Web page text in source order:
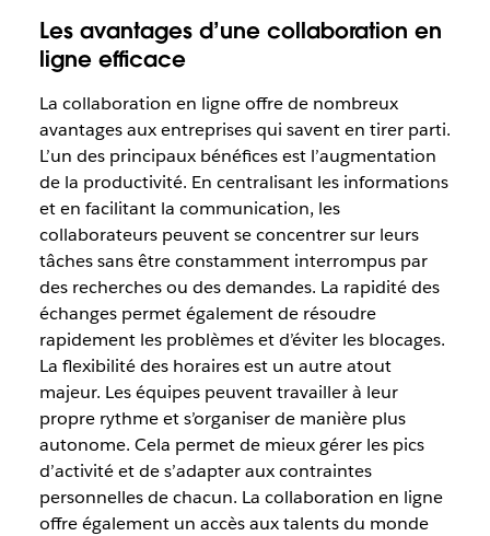
Les avantages d’une collaboration en
ligne efficace
La collaboration en ligne offre de nombreux
avantages aux entreprises qui savent en tirer parti.
L’un des principaux bénéfices est l’augmentation
de la productivité. En centralisant les informations
et en facilitant la communication, les
collaborateurs peuvent se concentrer sur leurs
tâches sans être constamment interrompus par
des recherches ou des demandes. La rapidité des
échanges permet également de résoudre
rapidement les problèmes et d’éviter les blocages.
La flexibilité des horaires est un autre atout
majeur. Les équipes peuvent travailler à leur
propre rythme et s’organiser de manière plus
autonome. Cela permet de mieux gérer les pics
d’activité et de s’adapter aux contraintes
personnelles de chacun. La collaboration en ligne
offre également un accès aux talents du monde